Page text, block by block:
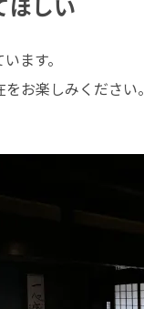
ます。
お楽しみください。